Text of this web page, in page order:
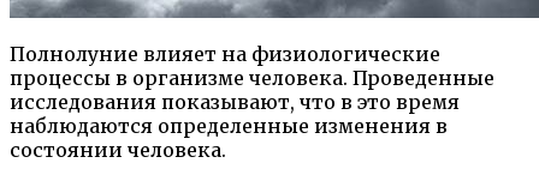
Полнолуние влияет на физиологические
процессы в организме человека. Проведенные
исследования показывают, что в это время
наблюдаются определенные изменения в
состоянии человека.